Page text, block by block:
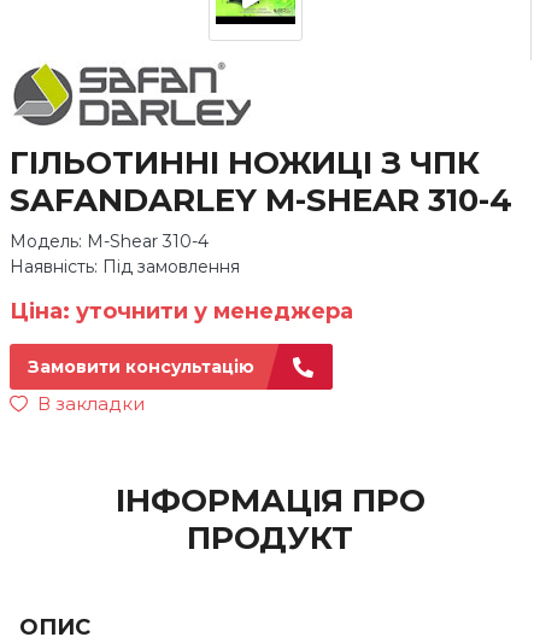
ГІЛЬОТИННІ НОЖИЦІ З ЧПК
SAFANDARLEY M-SHEAR 310-4
Модель: M-Shear 310-4
Наявність: Під замовлення
Ціна: уточнити у менеджера
Замовити консультацію
В закладки
ІНФОРМАЦІЯ ПРО
ПРОДУКТ
ОПИС